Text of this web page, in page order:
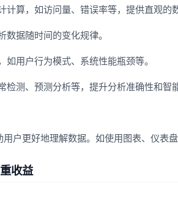
算，如访问量、错误率等，提供直观的
据随时间的变化规律。
用户行为模式、系统性能瓶颈等。
测、预测分析等，提升分析准确性和智
户更好地理解数据。如使用图表、仪表
收益